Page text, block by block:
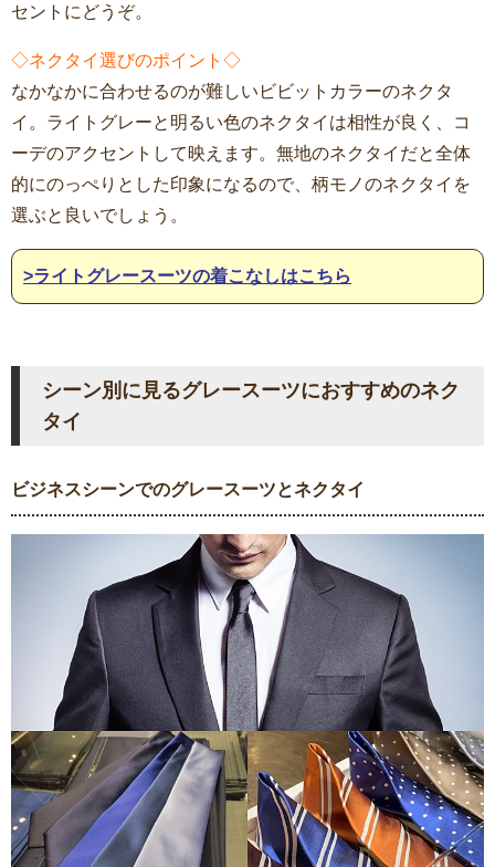
セントにどうぞ。
◇ネクタイ選びのポイント◇
なかなかに合わせるのが難しいビビットカラーのネクタ
イ。ライトグレーと明るい色のネクタイは相性が良く、コ
ーデのアクセントして映えます。無地のネクタイだと全体
的にのっぺりとした印象になるので、柄モノのネクタイを
選ぶと良いでしょう。
>ライトグレースーツの着こなしはこちら
シーン別に見るグレースーツにおすすめのネク
タイ
ビジネスシーンでのグレースーツとネクタイ